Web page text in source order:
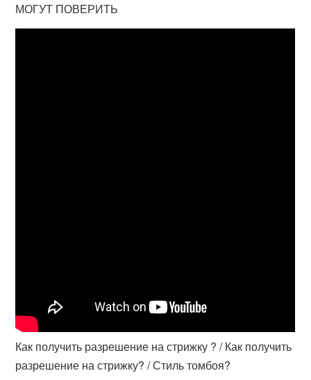
МОГУТ ПОВЕРИТЬ
Как получить разрешение на стрижку ? / Как получить
разрешение на стрижку? / Стиль томбоя?